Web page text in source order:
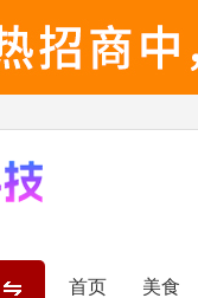
首页 美食